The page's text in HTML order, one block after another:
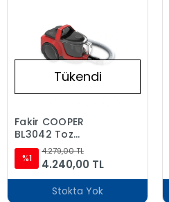
Tükendi
Fakir COOPER
BL3042 Toz
Torbasız Elektrikli
Süpürge-Kırmızı
%1
4.279,00 TL
4.240,00 TL
Stokta Yok